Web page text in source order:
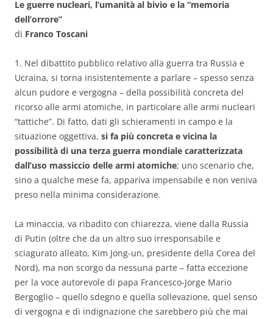
Le guerre nucleari, l’umanità al bivio e la “memoria
dell’orrore”
di Franco Toscani
1. Nel dibattito pubblico relativo alla guerra tra Russia e
Ucraina, si torna insistentemente a parlare – spesso senza
alcun pudore e vergogna – della possibilità concreta del
ricorso alle armi atomiche, in particolare alle armi nucleari
“tattiche”. Di fatto, dati gli schieramenti in campo e la
situazione oggettiva, si fa più concreta e vicina la
possibilità di una terza guerra mondiale caratterizzata
dall’uso massiccio delle armi atomiche; uno scenario che,
sino a qualche mese fa, appariva impensabile e non veniva
preso nella minima considerazione.
La minaccia, va ribadito con chiarezza, viene dalla Russia
di Putin (oltre che da un altro suo irresponsabile e
sciagurato alleato, Kim Jong-un, presidente della Corea del
Nord), ma non scorgo da nessuna parte – fatta eccezione
per la voce autorevole di papa Francesco-Jorge Mario
Bergoglio – quello sdegno e quella sollevazione, quel senso
di vergogna e di indignazione che sarebbero più che mai